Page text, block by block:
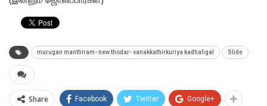
murugan manthiram- new thodar- vanakkathirkuriya kadhaligal Slide
Share Facebook Twitter Google+